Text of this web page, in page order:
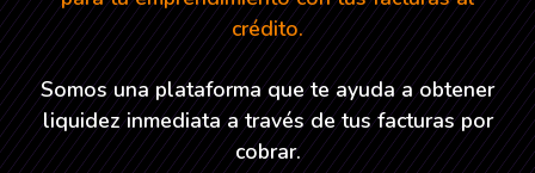
crédito.
Somos una plataforma que te ayuda a obtener
liquidez inmediata a través de tus facturas por
cobrar.